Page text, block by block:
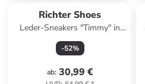
Richter Shoes
Leder-Sneakers "Timmy" in
Rosa
-52%
ab: 30,99 €